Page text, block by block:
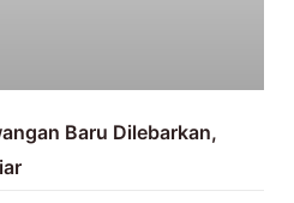
Baru Dilebarkan,